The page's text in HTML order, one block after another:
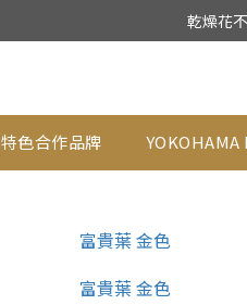
★日本東
乾燥花
★日本東
特色合作品牌